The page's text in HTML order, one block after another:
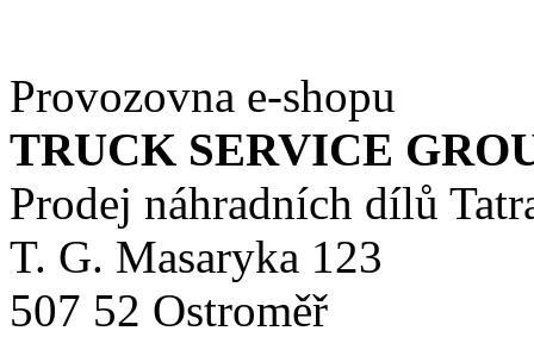
Provozovna e-shopu
TRUCK SERVICE
Prodej náhradních dílů
T. G. Masaryka 123
507 52 Ostroměř